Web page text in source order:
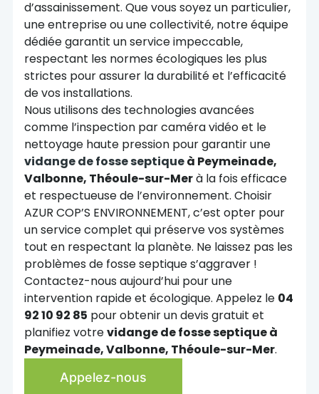
d’assainissement. Que vous soyez un particulier,
une entreprise ou une collectivité, notre équipe
dédiée garantit un service impeccable,
respectant les normes écologiques les plus
strictes pour assurer la durabilité et l’efficacité
de vos installations.
Nous utilisons des technologies avancées
comme l’inspection par caméra vidéo et le
nettoyage haute pression pour garantir une
vidange de fosse septiqueà Peymeinade,
Valbonne, Théoule-sur-Merà la fois efficace
et respectueuse de l’environnement. Choisir
AZUR COP’S ENVIRONNEMENT, c’est opter pour
un service complet qui préserve vos systèmes
tout en respectant la planète. Ne laissez pas les
problèmes de fosse septique s’aggraver !
Contactez-nous aujourd’hui pour une
intervention rapide et écologique. Appelez le 04
92 10 92 85 pour obtenir un devis gratuit et
planifiez votrevidange de fosse septique à
Peymeinade, Valbonne, Théoule-sur-Mer.
Appelez-nous